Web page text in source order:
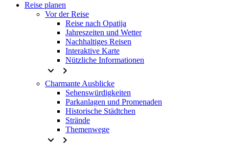
Reise planen
Vor der Reise
Reise nach Opatija
Jahreszeiten und Wetter
Nachhaltiges Reisen
Interaktive Karte
Nützliche Informationen
keyboard_arrow_down keyboard_arrow_right
Charmante Ausblicke
Sehenswürdigkeiten
Parkanlagen und Promenaden
Historische Städtchen
Strände
Themenwege
keyboard_arrow_down keyboard_arrow_right